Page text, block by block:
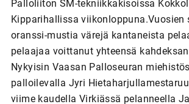
Palloliiton SM-tekniikkakisoissa
Kipparihallissa viikonloppuna.Vuosien
oranssi-mustia värejä kantaneista
pelaajaa voittanut yhteensä
Nykyisin Vaasan Palloseuran
palloilevalla Jyri
viime kaudella Virkiässä pelanneella